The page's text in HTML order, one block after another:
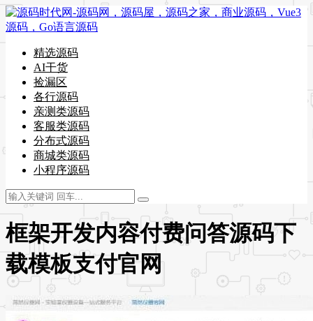
精选源码
AI干货
捡漏区
各行源码
亲测类源码
客服类源码
分布式源码
商城类源码
小程序源码
框架开发内容付费问答源码下
载模板支付官网